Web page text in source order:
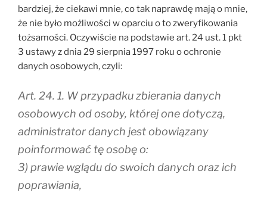
bardziej, że ciekawi mnie, co tak naprawdę mają o mnie,
że nie było możliwości w oparciu o to zweryfikowania
tożsamości. Oczywiście na podstawie art. 24 ust. 1 pkt
3 ustawy z dnia 29 sierpnia 1997 roku o ochronie
danych osobowych, czyli:
Art. 24. 1. W przypadku zbierania danych
osobowych od osoby, której one dotyczą,
administrator danych jest obowiązany
poinformować tę osobę o:
3) prawie wglądu do swoich danych oraz ich
poprawiania,